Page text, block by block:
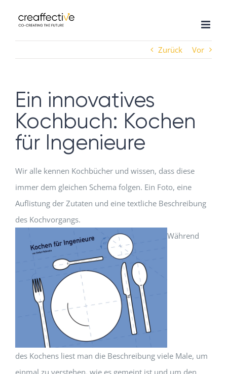
Inhalt
springen
Zurück
Vor
Ein innovatives
Kochbuch: Kochen
für Ingenieure
Wir alle kennen Kochbücher und wissen, dass diese
immer dem gleichen Schema folgen. Ein Foto, eine
Auflistung der Zutaten und eine textliche Beschreibung
des Kochvorgangs.
Während
des Kochens liest man die Beschreibung viele Male, um